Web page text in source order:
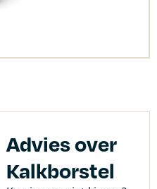
Advies over
Kalkborstel